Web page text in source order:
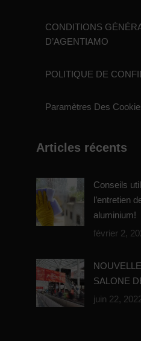
CONDITIONS
D’AGENTIAMO
POLITIQUE DE
Paramètres Des
Articles récents
Conseils
l’entretien
aluminium!
février 2,
SALONE
juin 22,